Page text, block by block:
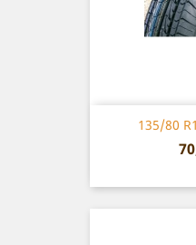
135/80